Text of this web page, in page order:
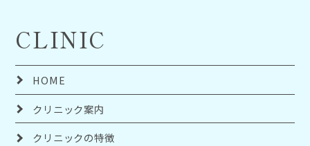
CLINIC
HOME
クリニック案内
クリニックの特徴